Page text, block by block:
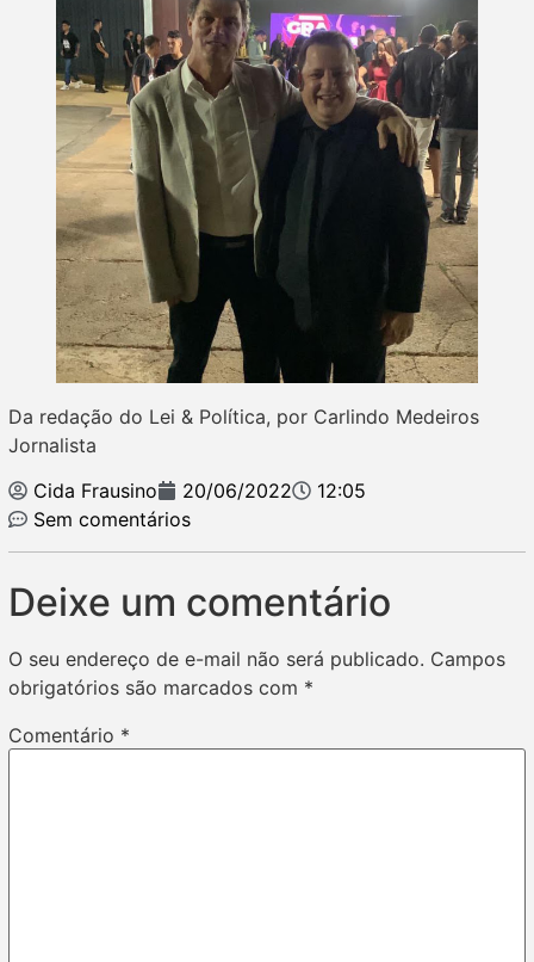
Da redação do Lei & Política, por Carlindo Medeiros
Jornalista
Cida Frausino
20/06/2022
12:05
Sem comentários
Deixe um comentário
O seu endereço de e-mail não será publicado. Campos
obrigatórios são marcados com *
Comentário *